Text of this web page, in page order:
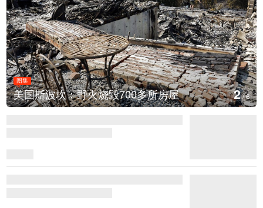
房屋
图集
叙利亚：大马士革发生爆炸
3/6